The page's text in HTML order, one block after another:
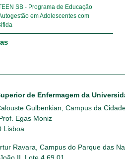
SB - Programa de Educação
em Adolescentes com
de Enfermagem da
Gulbenkian, Campus da
Egas Moniz
Lisboa
Ravara, Campus do Parque das